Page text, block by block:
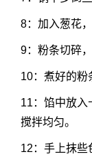
8：加入葱花
9：粉条切碎
10：煮好的粉
11：馅中放入
搅拌均匀。
12：手上抹些